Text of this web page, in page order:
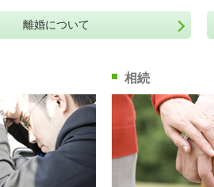
離婚について
相続